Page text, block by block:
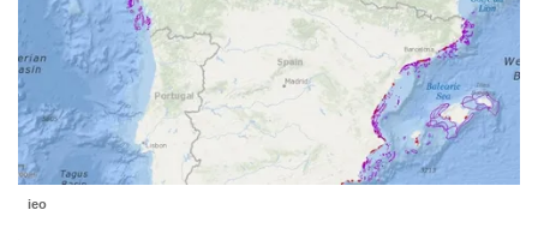
ieo